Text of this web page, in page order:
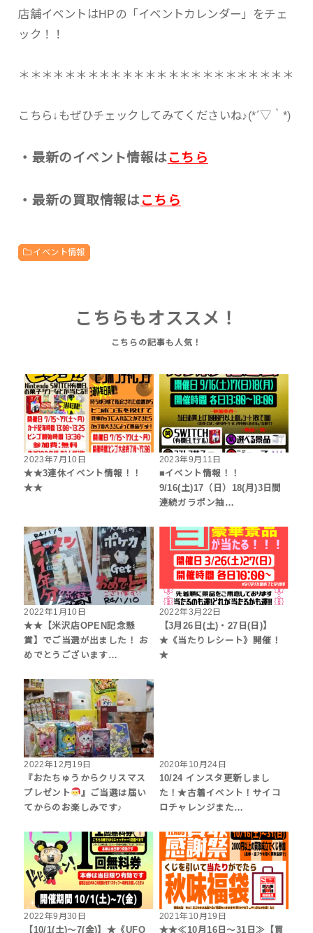
店舗イベントはHPの「イベントカレンダー」をチェ
ック！！
＊＊＊＊＊＊＊＊＊＊＊＊＊＊＊＊＊＊＊＊＊＊＊＊
こちら↓もぜひチェックしてみてくださいね♪(*´▽｀*)
・最新のイベント情報はこちら
・最新の買取情報はこちら
イベント情報
こちらもオススメ！
2023年7月10日
★★3連休イベント情報！！
★★
2023年9月11日
■イベント情報！！
9/16(土)17（日）18(月)3日間
連続ガラポン抽…
2022年1月10日
★★【米沢店OPEN記念懸
賞】でご当選が出ました！ お
めでとうございます…
2022年3月22日
【3月26日(土)・27日(日)】
★《当たりレシート》開催！
★
2022年12月19日
『おたちゅうからクリスマス
プレゼント
』ご当選は届い
てからのお楽しみです♪
2020年10月24日
10/24 インスタ更新しまし
た！★古着イベント！サイコ
ロチャレンジまた…
2022年9月30日
【10/1(土)～7(金)】★《UFO
2021年10月19日
★★≪10月16日～31日≫【買